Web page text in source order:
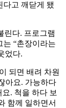
다고 깨닫게 됐
린다. 프로그램
는 “촌장이라는
었다.
되면 배려 차원
아요. 가능하다
. 척을 하다 보
함께 일하면서